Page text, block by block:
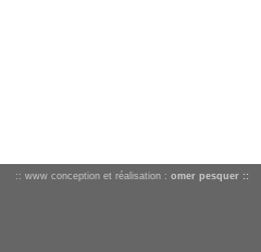
:: www conception et réalisation : omer pesquer ::